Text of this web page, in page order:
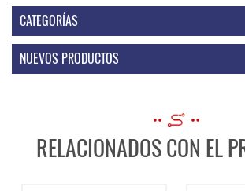
CATEGORÍAS
NUEVOS PRODUCTOS
RELACIONADOS CON EL